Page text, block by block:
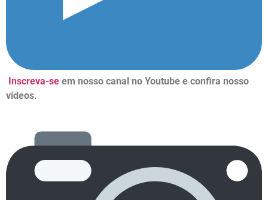
Inscreva-se em nosso canal no Youtube e confira nosso
vídeos.